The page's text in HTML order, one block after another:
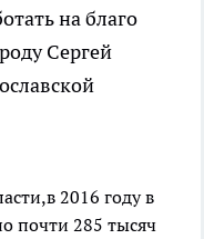
на благо
Сергей
2016 году в
почти 285 тысяч